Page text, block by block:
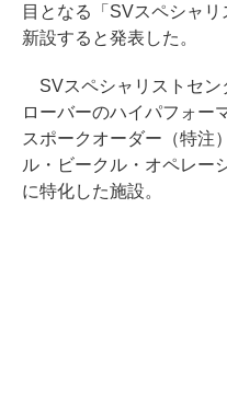
目となる「SVスペシャ
新設すると発表した。
SVスペシャリストセン
ローバーのハイパフォー
スポークオーダー（特注
ル・ビークル・オペレー
に特化した施設。